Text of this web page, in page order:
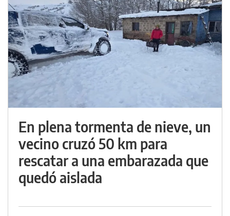
En plena tormenta de nieve, un
vecino cruzó 50 km para
rescatar a una embarazada que
quedó aislada